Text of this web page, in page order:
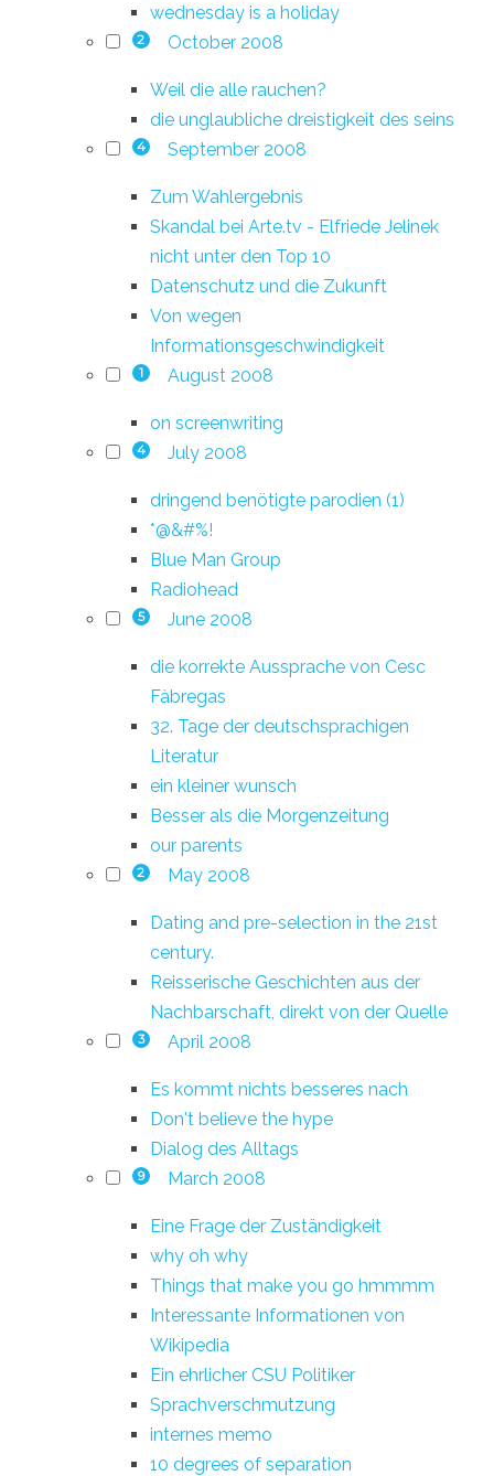
wednesday is a holiday
2 October 2008
Weil die alle rauchen?
die unglaubliche dreistigkeit des seins
4 September 2008
Zum Wahlergebnis
Skandal bei Arte.tv - Elfriede Jelinek
nicht unter den Top 10
Datenschutz und die Zukunft
Von wegen
Informationsgeschwindigkeit
1 August 2008
on screenwriting
4 July 2008
dringend benötigte parodien (1)
*@&#%!
Blue Man Group
Radiohead
5 June 2008
die korrekte Aussprache von Cesc
Fàbregas
32. Tage der deutschsprachigen
Literatur
ein kleiner wunsch
Besser als die Morgenzeitung
our parents
2 May 2008
Dating and pre-selection in the 21st
century.
Reisserische Geschichten aus der
Nachbarschaft, direkt von der Quelle
3 April 2008
Es kommt nichts besseres nach
Don't believe the hype
Dialog des Alltags
9 March 2008
Eine Frage der Zuständigkeit
why oh why
Things that make you go hmmmm
Interessante Informationen von
Wikipedia
Ein ehrlicher CSU Politiker
Sprachverschmutzung
internes memo
10 degrees of separation